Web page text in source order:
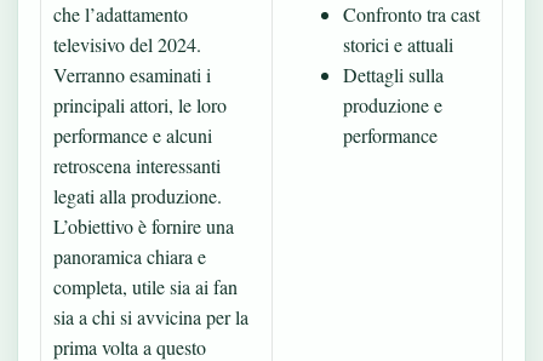
che l’adattamento
televisivo del 2024.
Verranno esaminati i
principali attori, le loro
performance e alcuni
retroscena interessanti
legati alla produzione.
L’obiettivo è fornire una
panoramica chiara e
completa, utile sia ai fan
sia a chi si avvicina per la
prima volta a questo
Confronto tra cast
storici e attuali
Dettagli sulla
produzione e
performance